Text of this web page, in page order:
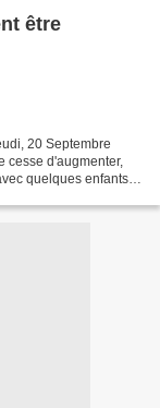
être
20 Septembre
cesse d'augmenter,
quelques enfants à